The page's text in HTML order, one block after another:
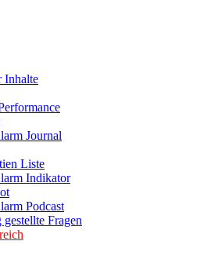
Inhalte
Journal
Liste
Indikator
Podcast
Fragen